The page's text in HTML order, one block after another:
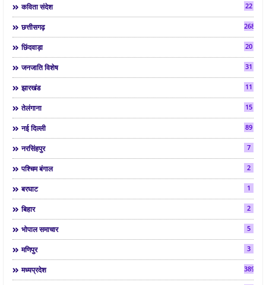
कविता संदेश 22
छत्तीसगढ़ 268
छिंदवाड़ा 20
जनजाति विशेष 31
झारखंड 11
तेलंगाना 15
नई दिल्ली 89
नरसिंहपुर 7
पश्चिम बंगाल 2
बरघाट 1
बिहार 2
भोपाल समाचार 5
मणिपुर 3
मध्यप्रदेश 3892